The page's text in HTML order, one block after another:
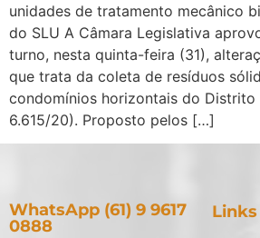
unidades de tratamento mecânico
do SLU A Câmara Legislativa
turno, nesta quinta-feira (31),
que trata da coleta de resíduos
condomínios horizontais do Distrito
6.615/20). Proposto pelos […]
WhatsApp (61) 9 9617
0888